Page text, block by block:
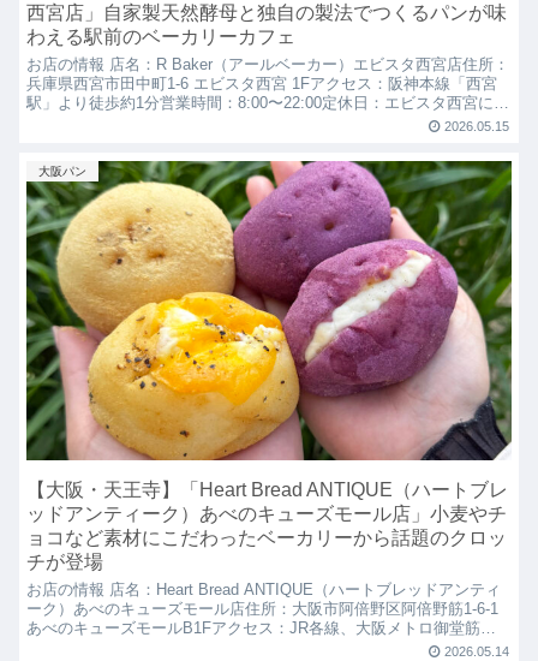
西宮店」自家製天然酵母と独自の製法でつくるパンが味
わえる駅前のベーカリーカフェ
お店の情報 店名：R Baker（アールベーカー）エビスタ西宮店住所：
兵庫県西宮市田中町1-6 エビスタ西宮 1Fアクセス：阪神本線「西宮
駅」より徒歩約1分営業時間：8:00〜22:00定休日：エビスタ西宮に準
2026.05.15
大阪パン
【大阪・天王寺】「Heart Bread ANTIQUE（ハートブレ
ッドアンティーク）あべのキューズモール店」小麦やチ
ョコなど素材にこだわったベーカリーから話題のクロッ
チが登場
お店の情報 店名：Heart Bread ANTIQUE（ハートブレッドアンティ
ーク）あべのキューズモール店住所：大阪市阿倍野区阿倍野筋1-6-1
あべのキューズモールB1Fアクセス：JR各線、大阪メトロ御堂筋
2026.05.14